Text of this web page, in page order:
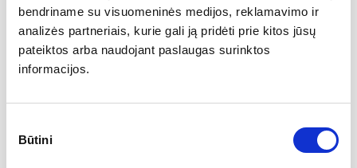
bendriname su visuomeninės medijos, reklamavimo ir
analizės partneriais, kurie gali ją pridėti prie kitos jūsų
pateiktos arba naudojant paslaugas surinktos
informacijos.
pasirinkimas
Būtini
Vanduo su skoniais